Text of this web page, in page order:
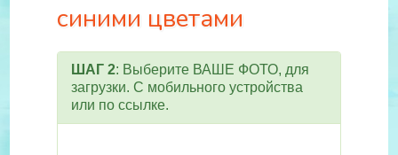
синими цветами
ШАГ 2: Выберите ВАШЕ ФОТО, для
загрузки. С мобильного устройства
или по ссылке.